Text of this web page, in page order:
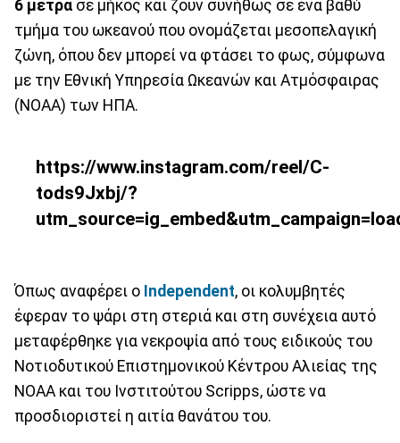
6 μέτρα σε μήκος και ζουν συνήθως σε ένα βαθύ
τμήμα του ωκεανού που ονομάζεται μεσοπελαγική
ζώνη, όπου δεν μπορεί να φτάσει το φως, σύμφωνα
με την Εθνική Υπηρεσία Ωκεανών και Ατμόσφαιρας
(NOAA) των ΗΠΑ.
https://www.instagram.com/reel/C-
tods9Jxbj/?
Όπως αναφέρει ο Independent, οι κολυμβητές
έφεραν το ψάρι στη στεριά και στη συνέχεια αυτό
μεταφέρθηκε για νεκροψία από τους ειδικούς του
Νοτιοδυτικού Επιστημονικού Κέντρου Αλιείας της
NOAA και του Ινστιτούτου Scripps, ώστε να
προσδιοριστεί η αιτία θανάτου του.